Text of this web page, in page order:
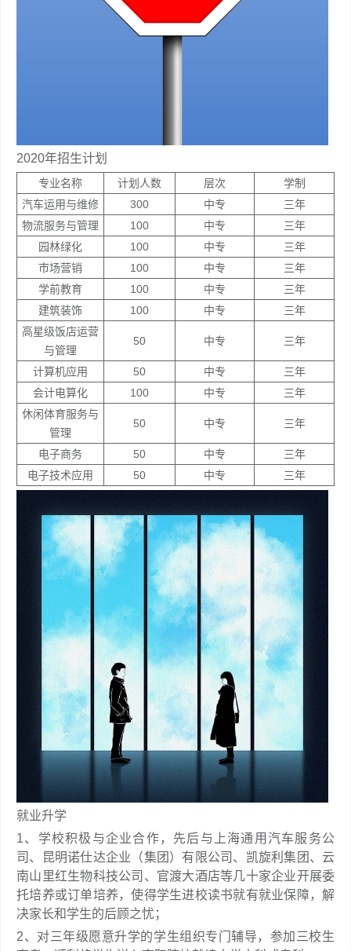
2020年招生计划
专业名称 计划人数 层次
学制
汽车运用与维修
300 中专
三年
物流服务与管理
100 中专
三年
园林绿化
100 中专
三年
市场营销
100 中专
三年
学前教育
100 中专
三年
建筑装饰
100 中专
三年
高星级饭店运营
与管理
50 中专 三年
计算机应用 50 中专
三年
会计电算化
100 中专
三年
休闲体育服务与
管理
50 中专 三年
电子商务 50 中专
三年
电子技术应用
50 中专 三年
就业升学
1、学校积极与企业合作，先后与上海通用汽车服务公
司、昆明诺仕达企业（集团）有限公司、凯旋利集团、云
南山里红生物科技公司、官渡大酒店等几十家企业开展委
托培养或订单培养，使得学生进校读书就有就业保障，解
决家长和学生的后顾之忧；
2、对三年级愿意升学的学生组织专门辅导，参加三校生